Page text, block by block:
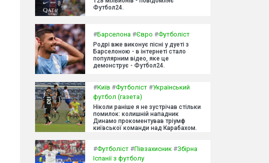
Футбол24.
#Барселона #Євро #Футболіст
Родрі вже виконує пісні у дуеті з
Барселоною - в інтернеті стало
популярним відео, яке це
демонструє - Футбол24.
#Київ #Футболіст #Український
футбол (газета)
Ніколи раніше я не зустрічав стільки
помилок: колишній нападник
Динамо прокоментував тріумф
київської команди над Карабахом.
#Футболіст #Півзахисник #Збірна
Іспанії з футболу